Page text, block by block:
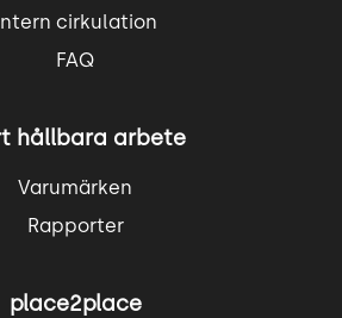
cirkulation
FAQ
hållbara arbete
Varumärken
Rapporter
place2place